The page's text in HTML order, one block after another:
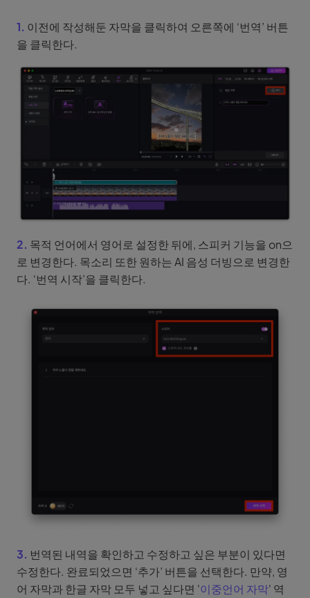
1. 이전에 작성해둔 자막을 클릭하여 오른쪽에 ‘번역’ 버튼
을 클릭한다.
2. 목적 언어에서 영어로 설정한 뒤에, 스피커 기능을 on으
로 변경한다. 목소리 또한 원하는 AI 음성 더빙으로 변경한
다. ‘번역 시작’을 클릭한다.
3. 번역된 내역을 확인하고 수정하고 싶은 부분이 있다면
수정한다. 완료되었으면 ‘추가’ 버튼을 선택한다. 만약, 영
어 자막과 한글 자막 모두 넣고 싶다면 '이중언어 자막' 역